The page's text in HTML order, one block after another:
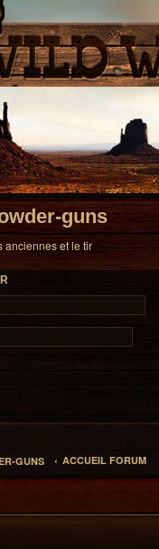
guns
anciennes et le tir
GUNS ACCUEIL FORUM